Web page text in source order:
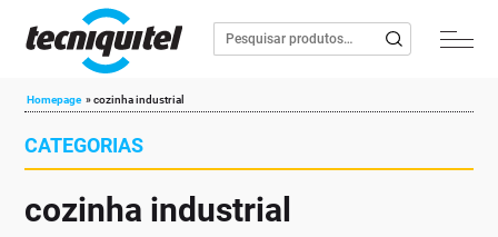
Homepage »cozinha industrial
CATEGORIAS
cozinha industrial